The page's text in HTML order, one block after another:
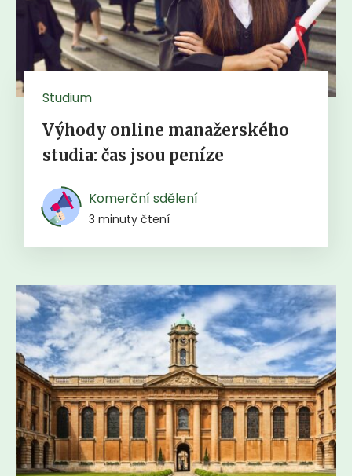
Studium
Výhody online manažerského
studia: čas jsou peníze
Komerční sdělení
3 minuty čtení